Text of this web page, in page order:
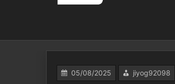
05/08/2025 jiyog92098